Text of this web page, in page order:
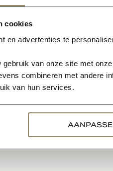
cookies
en advertenties te
van onze site met
combineren met andere
van hun services.
circulatie
stuk BEKIJKEN